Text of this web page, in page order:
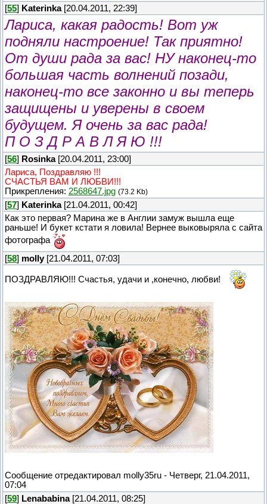
[55] Katerinka[20.04.2011, 22:39]
Лариса, какая радость! Вот уж
подняли настроение! Так приятно!
От души рада за вас! НУ наконец-то
большая часть волнений позади,
наконец-то все законно и вы теперь
защищены и уверены в своем
будущем. Я очень за вас рада!
П О З Д Р А В Л Я Ю !!!
[56] Rosinka[20.04.2011, 23:00]
Лариса, Поздравляю !!!
СЧАСТЬЯ ВАМ И ЛЮБВИ!!!
Прикрепления: 2568647.jpg (73.2 Kb)
[57] Katerinka[21.04.2011, 00:42]
Как это первая? Марина же в Англии замуж вышла еще
раньше! И букет кстати я ловила! Вернее выковыряла с сайта
фотографа
[58] molly [21.04.2011, 07:03]
ПОЗДРАВЛЯЮ!!! Счастья, удачи и ,конечно, любви!
Сообщение отредактировал molly35ru - Четверг, 21.04.2011,
07:04
[59] Lenababina[21.04.2011, 08:25]